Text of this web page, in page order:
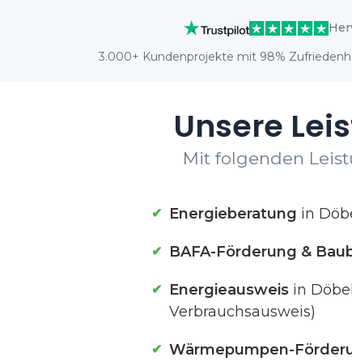
3.000+ Kundenprojekte mit 98%
Unsere
Mit folgenden
Energieberatung in
BAFA-Förderung &
Energieausweis in
Verbrauchsausweis)
Wärmepumpen-